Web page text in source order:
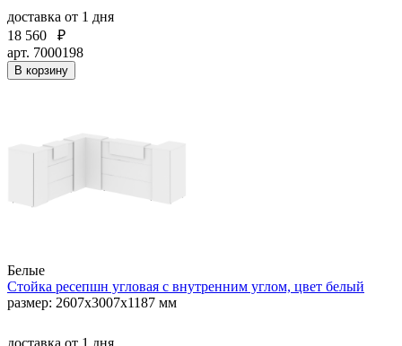
доставка от 1 дня
18 560
₽
арт. 7000198
В корзину
Белые
Стойка ресепшн угловая с внутренним углом, цвет белый
размер: 2607х3007х1187 мм
доставка от 1 дня